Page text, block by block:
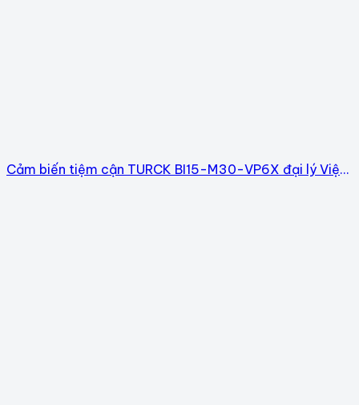
Cảm biến tiệm cận TURCK BI15-M30-VP6X đại lý Việt